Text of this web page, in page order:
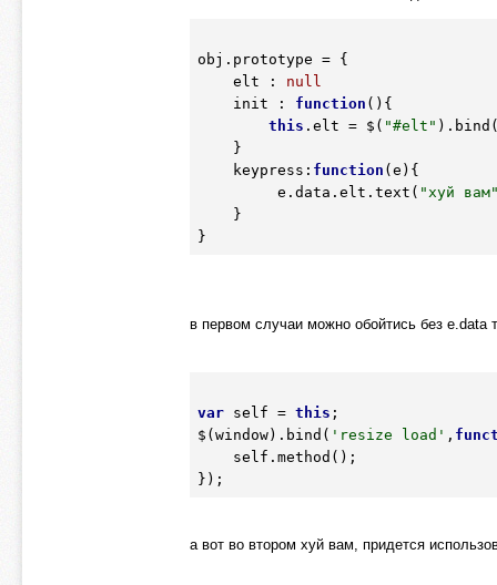
obj.prototype = {
    elt :
null
    init :
function (){
this .elt = $( "#elt"
    keypress:
function (e){
         e.data.elt.text(
"хуй
в первом случаи можно обойтись без e.data
var self = this ;
$(window).bind( 'resize load' ,
а вот во втором хуй вам, придется